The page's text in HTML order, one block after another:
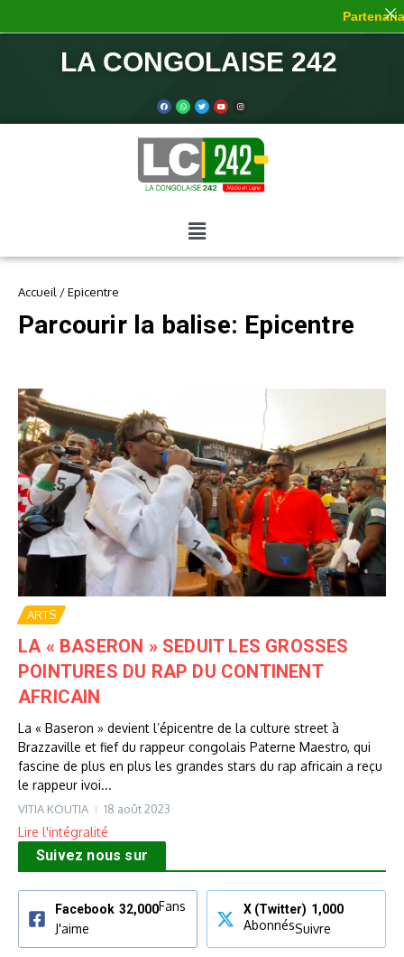
LA CONGOLAISE 242
Accueil /Epicentre
Parcourir la balise: Epicentre
ARTS
LA « BASERON » SEDUIT LES GROSSES
POINTURES DU RAP DU CONTINENT
AFRICAIN
La « Baseron » devient l’épicentre de la culture street à
Brazzaville et fief du rappeur congolais Paterne Maestro, qui
fascine de plus en plus les grandes stars du rap africain a reçu
le rappeur ivoi...
VITIA KOUTIA 18 août 2023
Lire l'intégralité
Suivez nous sur
Facebook 32,000Fans
J'aime
X (Twitter) 1,000
AbonnésSuivre